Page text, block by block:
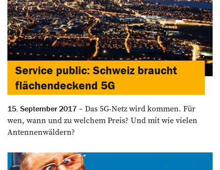
Service public: Schweiz braucht
flächendeckend 5G
15. September 2017
Das 5G-Netz wird kommen. Für
wen, wann und zu welchem Preis? Und mit wie vielen
Antennenwäldern?